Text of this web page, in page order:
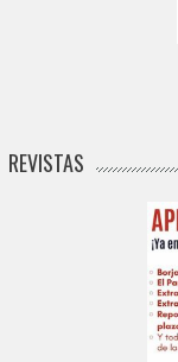
REVISTAS